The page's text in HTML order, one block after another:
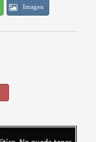
Imagen